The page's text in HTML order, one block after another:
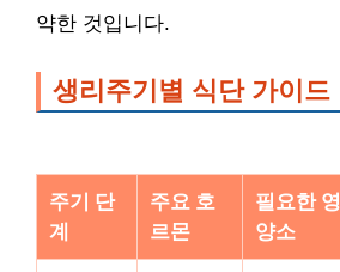
약한 것입니다.
생리주기별 식단 가이드
주기 단
계
주요 호
르몬
필요한 영
양소